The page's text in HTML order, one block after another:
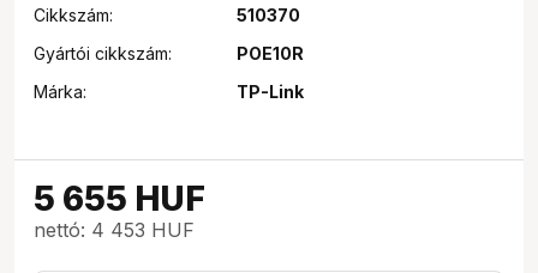
Cikkszám:
510370
Gyártói cikkszám:
POE10R
Márka:
TP-Link
5 655 HUF
nettó: 4 453 HUF